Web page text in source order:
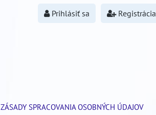
Prihlásiť sa Registrácia
ZÁSADY SPRACOVANIA OSOBNÝCH ÚDAJOV